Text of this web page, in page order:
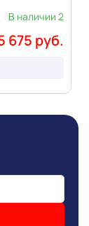
В наличии 2
675 руб.